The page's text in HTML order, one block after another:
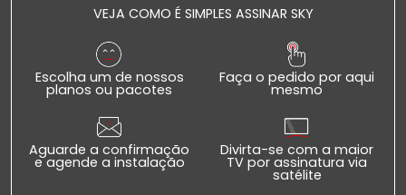
VEJA COMO É SIMPLES ASSINAR SKY
Escolha um de nossos
planos ou pacotes
Faça o pedido por aqui
mesmo
Aguarde a confirmação
e agende a instalação
Divirta-se com a maior
TV por assinatura via
satélite